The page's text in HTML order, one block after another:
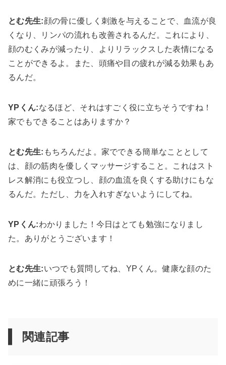
とむ先生:顔の骨に優しく刺激を与えることで、血流が良
くなり、リンパの流れも改善されるんだ。これにより、
顔のむくみが減ったり、よりリラックスした表情になる
ことができるよ。また、頭痛や目の疲れが減る効果もあ
るんだ。
YPくん:なるほど、それはすごく役に立ちそうですね！
家でもできることはありますか？
とむ先生: もちろんだよ。家でできる簡単なこととして
は、顔の筋肉を優しくマッサージすること。これはスト
レス解消にも役立つし、顔の血流を良くする助けにもな
るんだ。ただし、力を入れすぎないようにしてね。
YPくん:わかりました！今日はとても勉強になりまし
た。ありがとうございます！
とむ先生:いつでも質問してね、YPくん。健康な顔のた
めに一緒に頑張ろう！
関連記事